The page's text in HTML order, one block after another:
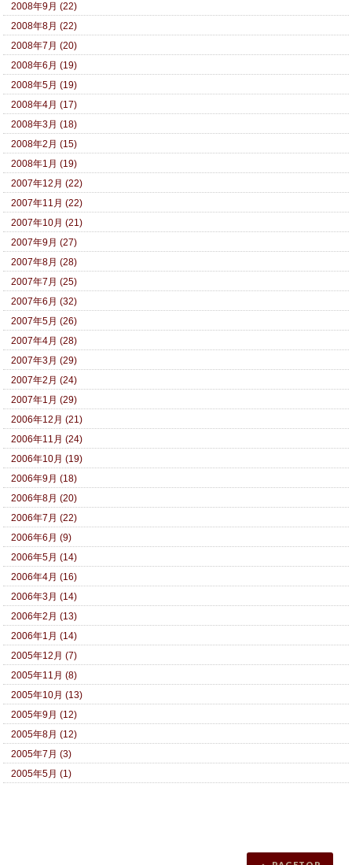
2008年9月 (22)
2008年8月 (22)
2008年7月 (20)
2008年6月 (19)
2008年5月 (19)
2008年4月 (17)
2008年3月 (18)
2008年2月 (15)
2008年1月 (19)
2007年12月 (22)
2007年11月 (22)
2007年10月 (21)
2007年9月 (27)
2007年8月 (28)
2007年7月 (25)
2007年6月 (32)
2007年5月 (26)
2007年4月 (28)
2007年3月 (29)
2007年2月 (24)
2007年1月 (29)
2006年12月 (21)
2006年11月 (24)
2006年10月 (19)
2006年9月 (18)
2006年8月 (20)
2006年7月 (22)
2006年6月 (9)
2006年5月 (14)
2006年4月 (16)
2006年3月 (14)
2006年2月 (13)
2006年1月 (14)
2005年12月 (7)
2005年11月 (8)
2005年10月 (13)
2005年9月 (12)
2005年8月 (12)
2005年7月 (3)
2005年5月 (1)